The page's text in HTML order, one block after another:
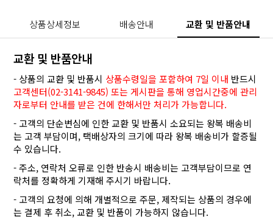
상품상세정보 배송안내 교환 및 반품안내
교환 및 반품안내
- 상품의 교환 및 반품시 상품수령일을 포함하여 7일 이내 반드시
고객센터(02-3141-9845) 또는 게시판을 통해 영업시간중에 관리
자로부터 안내를 받은 건에 한해서만 처리가 가능합니다.
- 고객의 단순변심에 인한 교환 및 반품시 소요되는 왕복 배송비
는 고객 부담이며, 택배상자의 크기에 따라 왕복 배송비가 할증될
수 있습니다.
- 주소, 연락처 오류로 인한 반송시 배송비는 고객부담이므로 연
락처를 정확하게 기재해 주시기 바랍니다.
- 고객의 요청에 의해 개별적으로 주문, 제작되는 상품의 경우에
는 결제 후 취소, 교환 및 반품이 가능하지 않습니다.